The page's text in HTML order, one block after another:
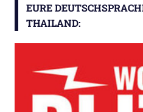
EURE
THAILAND: